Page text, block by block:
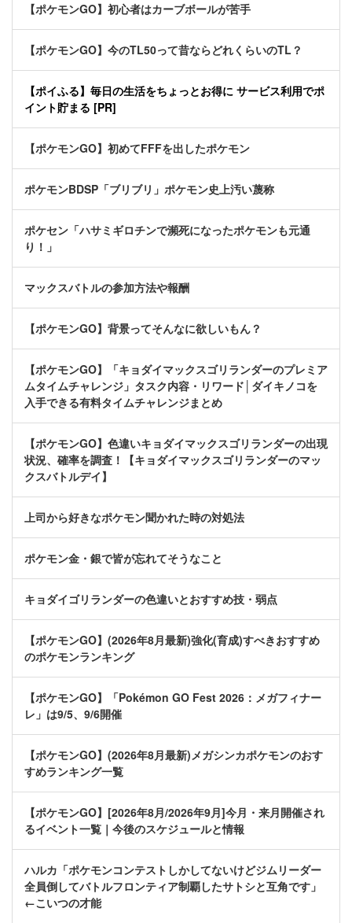
【ポケモンGO】初心者はカーブボールが苦手
【ポケモンGO】今のTL50って昔ならどれくらいのTL？
【ポイふる】毎日の生活をちょっとお得に サービス利用でポ
イント貯まる [PR]
【ポケモンGO】初めてFFFを出したポケモン
ポケモンBDSP「ブリブリ」ポケモン史上汚い蔑称
ポケセン「ハサミギロチンで瀕死になったポケモンも元通
り！」
マックスバトルの参加方法や報酬
【ポケモンGO】背景ってそんなに欲しいもん？
【ポケモンGO】「キョダイマックスゴリランダーのプレミア
ムタイムチャレンジ」タスク内容・リワード│ダイキノコを
入手できる有料タイムチャレンジまとめ
【ポケモンGO】色違いキョダイマックスゴリランダーの出現
状況、確率を調査！【キョダイマックスゴリランダーのマッ
クスバトルデイ】
上司から好きなポケモン聞かれた時の対処法
ポケモン金・銀で皆が忘れてそうなこと
キョダイゴリランダーの色違いとおすすめ技・弱点
【ポケモンGO】(2026年8月最新)強化(育成)すべきおすすめ
のポケモンランキング
【ポケモンGO】「Pokémon GO Fest 2026：メガフィナー
レ」は9/5、9/6開催
【ポケモンGO】(2026年8月最新)メガシンカポケモンのおす
すめランキング一覧
【ポケモンGO】[2026年8月/2026年9月]今月・来月開催され
るイベント一覧｜今後のスケジュールと情報
ハルカ「ポケモンコンテストしかしてないけどジムリーダー
全員倒してバトルフロンティア制覇したサトシと互角です」
←こいつの才能